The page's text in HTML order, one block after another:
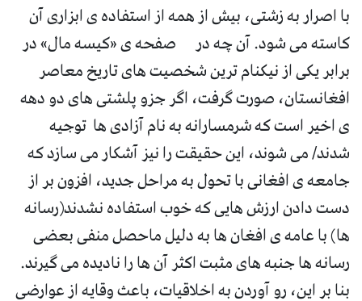
با اصرار به زشتی، بیش از همه از استفاده ی ابزاری آن
کاسته می شود. آن چه در صفحه ی «کیسه مال» در
برابر یکی از نیکنام ترین شخصیت های تاریخ معاصر
افغانستان، صورت گرفت، اگر جزو پلشتی های دو دهه
ی اخیر است که شرمسارانه به نام آزادی ها توجیه
شدند/ می شوند، این حقیقت را نیز آشکار می سازد که
جامعه ی افغانی با تحول به مراحل جدید، افزون بر از
دست دادن ارزش هایی که خوب استفاده نشدند(رسانه
ها) با عامه ی افغان ها به دلیل ماحصل منفی بعضی
رسانه ها جنبه های مثبت اکثر آن ها را نادیده می گیرند.
بنا بر این، رو آوردن به اخلاقیات، باعث وقایه از عوارضی